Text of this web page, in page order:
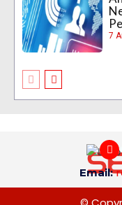
7
Email: